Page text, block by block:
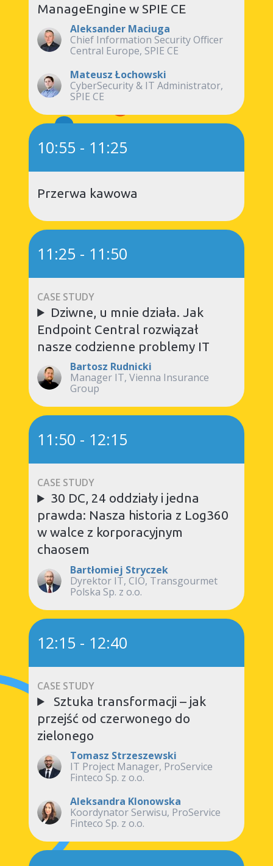
ManageEngine w SPIE CE
Aleksander Maciuga
Chief Information Security Officer
Central Europe, SPIE CE
Mateusz Łochowski
CyberSecurity & IT Administrator,
SPIE CE
10:55 - 11:25
Przerwa kawowa
11:25 - 11:50
CASE STUDY
Dziwne, u mnie działa. Jak
Endpoint Central rozwiązał
nasze codzienne problemy IT
Bartosz Rudnicki
Manager IT, Vienna Insurance
Group
11:50 - 12:15
CASE STUDY
30 DC, 24 oddziały i jedna
prawda: Nasza historia z Log360
w walce z korporacyjnym
chaosem
Bartłomiej Stryczek
Dyrektor IT, CIO, Transgourmet
Polska Sp. z o.o.
12:15 - 12:40
CASE STUDY
Sztuka transformacji – jak
przejść od czerwonego do
zielonego
Tomasz Strzeszewski
IT Project Manager, ProService
Finteco Sp. z o.o.
Aleksandra Klonowska
Koordynator Serwisu, ProService
Finteco Sp. z o.o.